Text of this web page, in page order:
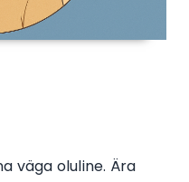
väga oluline. Ära